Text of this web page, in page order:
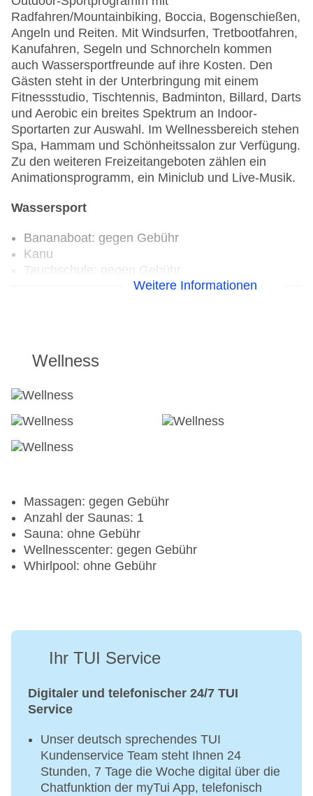
Radfahren/Mountainbiking, Boccia, Bogenschießen,
Angeln und Reiten. Mit Windsurfen, Tretbootfahren,
Kanufahren, Segeln und Schnorcheln kommen
auch Wassersportfreunde auf ihre Kosten. Den
Gästen steht in der Unterbringung mit einem
Fitnessstudio, Tischtennis, Badminton, Billard, Darts
und Aerobic ein breites Spektrum an Indoor-
Sportarten zur Auswahl. Im Wellnessbereich stehen
Spa, Hammam und Schönheitssalon zur Verfügung.
Zu den weiteren Freizeitangeboten zählen ein
Animationsprogramm, ein Miniclub und Live-Musik.
Wassersport
Bananaboat: gegen Gebühr
Kanu
Tauchschule: gegen Gebühr
Jetski: gegen Gebühr
Fahrradverleih
Fitnessraum
Tretboot
Weitere Informationen
Wellness
Massagen: gegen Gebühr
Anzahl der Saunas: 1
Sauna: ohne Gebühr
Wellnesscenter: gegen Gebühr
Whirlpool: ohne Gebühr
Ihr TUI Service
Digitaler und telefonischer 24/7 TUI
Service
Unser deutsch sprechendes TUI
Kundenservice Team steht Ihnen 24
Stunden, 7 Tage die Woche digital über die
Chatfunktion der myTui App, telefonisch